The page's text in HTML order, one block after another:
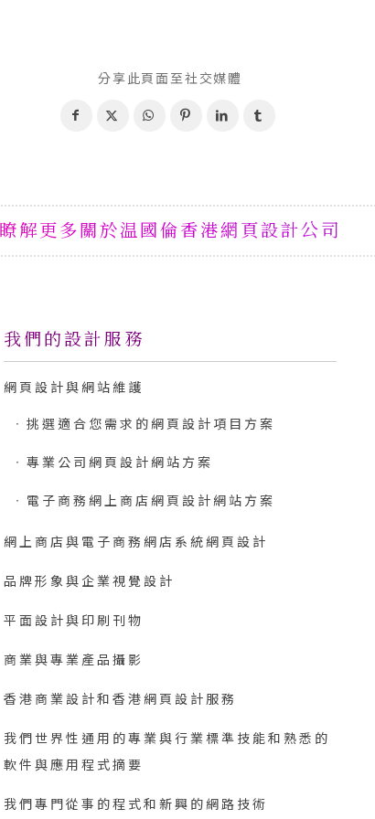
分享此頁面至社交媒體
瞭解更多關於温國倫香港網頁設計公司
我們的設計服務
網頁設計與網站維護
挑選適合您需求的網頁設計項目方案
專業公司網頁設計網站方案
電子商務網上商店網頁設計網站方案
網上商店與電子商務網店系統網頁設計
品牌形象與企業視覺設計
平面設計與印刷刊物
商業與專業產品攝影
香港商業設計和香港網頁設計服務
我們世界性通用的專業與行業標準技能和熟悉的
軟件與應用程式摘要
我們專門從事的程式和新興的網路技術